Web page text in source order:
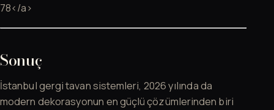
78</a>
Sonuç
İstanbul gergi tavan sistemleri, 2026 yılında da
modern dekorasyonun en güçlü çözümlerinden biri